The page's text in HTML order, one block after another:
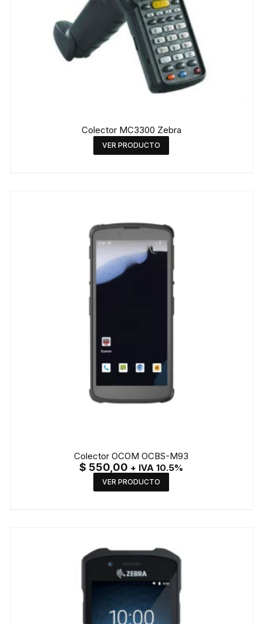
Colector MC3300 Zebra
VER PRODUCTO
Colector OCOM OCBS-M93
$ 550,00 + IVA 10.5%
VER PRODUCTO